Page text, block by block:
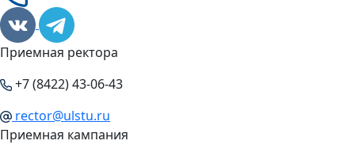
Приемная ректора
+7 (8422) 43-06-43
rector@ulstu.ru
Приемная кампания